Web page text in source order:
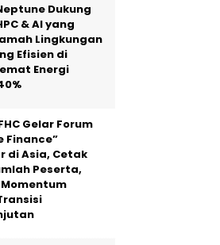
Dukung
& AI yang
Lingkungan
Efisien di
Energi
Gelar Forum
Finance”
di Asia, Cetak
Peserta,